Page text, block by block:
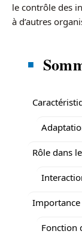
le contrôle des
à d’autres
Rôle dans
Fonction